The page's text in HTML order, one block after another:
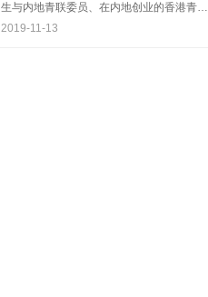
生与内地青联委员、在内地创业的香港青年
代表，围绕“融入国家大发展，拥抱创业新天
2019-11-13